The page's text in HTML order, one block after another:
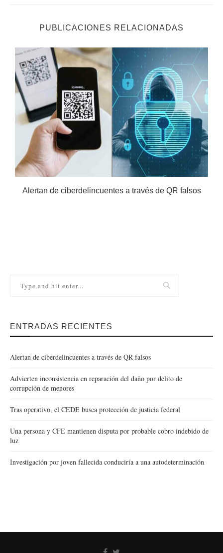
PUBLICACIONES RELACIONADAS
Alertan de ciberdelincuentes a través de QR falsos
ENTRADAS RECIENTES
Alertan de ciberdelincuentes a través de QR falsos
Advierten inconsistencia en reparación del daño por delito de
corrupción de menores
Tras operativo, el CEDE busca protección de justicia federal
Una persona y CFE mantienen disputa por probable cobro indebido de
luz
Investigación por joven fallecida conduciría a una autodeterminación